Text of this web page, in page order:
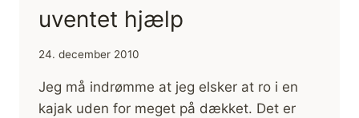
uventet hjælp
24. december 2010
Jeg må indrømme at jeg elsker at ro i en
kajak uden for meget på dækket. Det er